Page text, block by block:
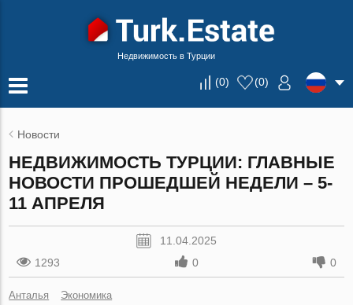
Недвижимость в Турции
(0) (0)
Новости
НЕДВИЖИМОСТЬ ТУРЦИИ: ГЛАВНЫЕ
НОВОСТИ ПРОШЕДШЕЙ НЕДЕЛИ – 5-
11 АПРЕЛЯ
11.04.2025
1293
0 0
Анталья Экономика